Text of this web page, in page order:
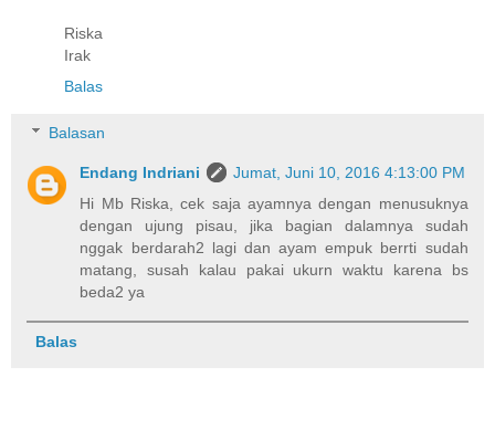
Riska
Irak
Balas
Balasan
Endang Indriani
Jumat, Juni 10, 2016 4:13:00 PM
Hi Mb Riska, cek saja ayamnya dengan menusuknya
dengan ujung pisau, jika bagian dalamnya sudah
nggak berdarah2 lagi dan ayam empuk berrti sudah
matang, susah kalau pakai ukurn waktu karena bs
beda2 ya
Balas